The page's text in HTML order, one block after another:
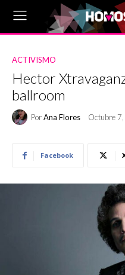
ACTIVISMO
Hector
ballroom
PorAna Flores Octubre
Facebook